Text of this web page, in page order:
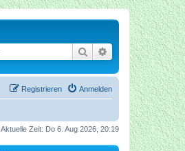
Suche Erweiterte Suche
Anmelden
Registrieren
Aktuelle Zeit: Do 6. Aug 2026, 20:19